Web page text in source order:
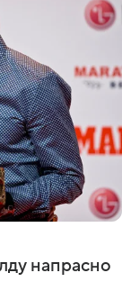
напрасно